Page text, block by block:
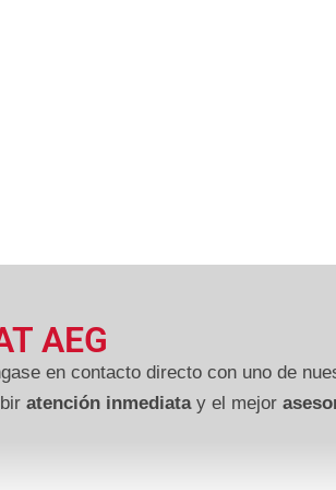
AEG
en contacto directo con uno de
atención inmediatay el mejor